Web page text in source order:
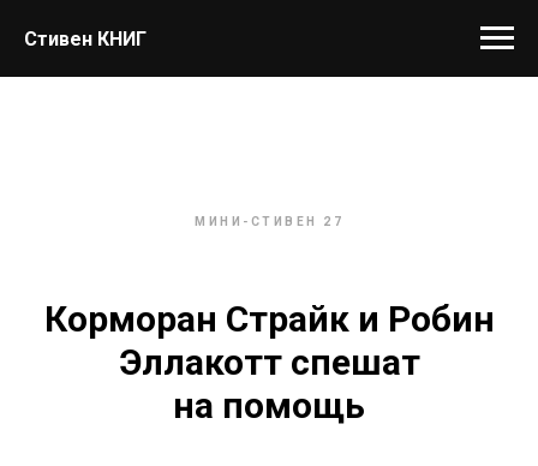
Стивен КНИГ
МИНИ-СТИВЕН 27
Корморан Страйк и Робин
Эллакотт спешат
на помощь